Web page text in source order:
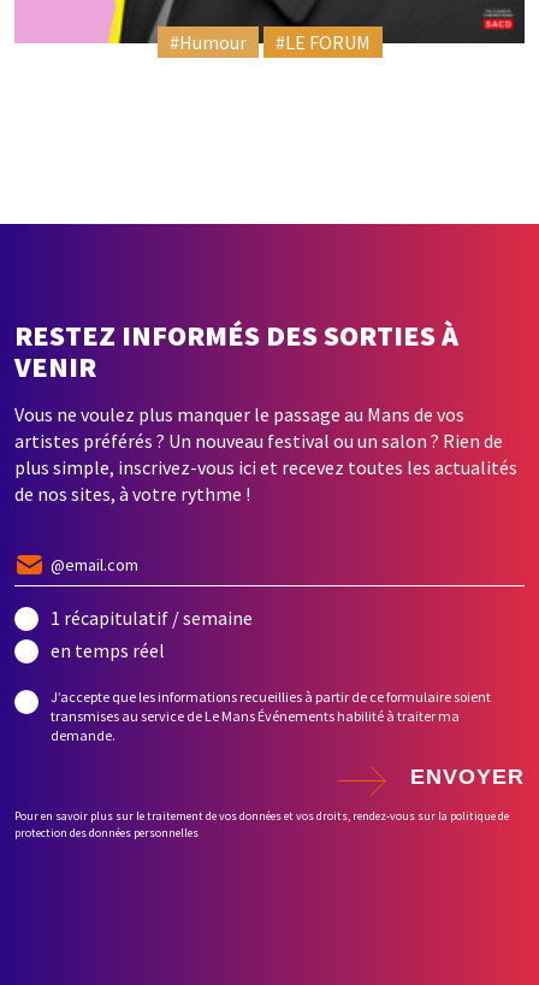
#Humour #LE FORUM
RESTEZ INFORMÉS DES SORTIES À
VENIR
Vous ne voulez plus manquer le passage au Mans de vos
artistes préférés ? Un nouveau festival ou un salon ? Rien de
plus simple, inscrivez-vous ici et recevez toutes les actualités
de nos sites, à votre rythme !
1 récapitulatif / semaine
en temps réel
J’accepte que les informations recueillies à partir de ce formulaire soient
transmises au service de Le Mans Événements habilité à traiter ma
demande.
ENVOYER
Pour en savoir plus sur le traitement de vos données et vos droits, rendez-vous sur la politique de
protection des données personnelles